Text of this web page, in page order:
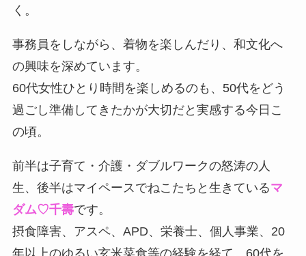
く。
事務員をしながら、着物を楽しんだり、和文化へ
の興味を深めています。
60代女性ひとり時間を楽しめるのも、50代をどう
過ごし準備してきたかが大切だと実感する今日こ
の頃。
前半は子育て・介護・ダブルワークの怒涛の人
生、後半はマイペースでねこたちと生きているマ
ダム♡千壽です。
摂食障害、アスペ、APD、栄養士、個人事業、20